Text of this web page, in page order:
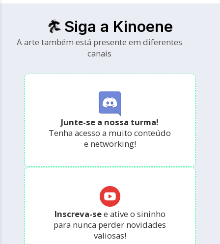
Siga a Kinoene
A arte também está presente em diferentes
canais
Junte-se a nossa turma!
Tenha acesso a muito conteúdo
e networking!
Inscreva-see ative o sininho
para nunca perder novidades
valiosas!